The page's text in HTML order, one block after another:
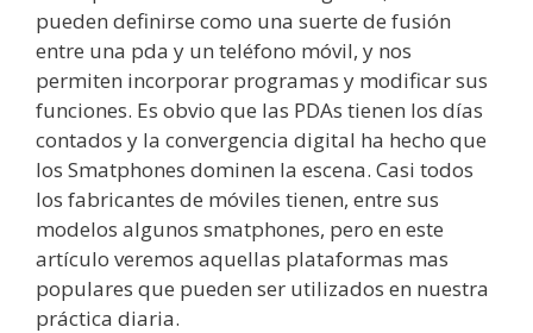
pueden definirse como una suerte de fusión
entre una pda y un teléfono móvil, y nos
permiten incorporar programas y modificar sus
funciones. Es obvio que las PDAs tienen los días
contados y la convergencia digital ha hecho que
los Smatphones dominen la escena. Casi todos
los fabricantes de móviles tienen, entre sus
modelos algunos smatphones, pero en este
artículo veremos aquellas plataformas mas
populares que pueden ser utilizados en nuestra
práctica diaria.